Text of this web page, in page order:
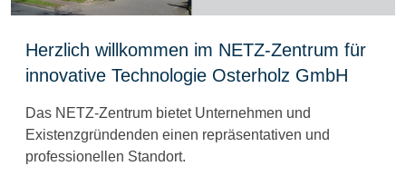
Herzlich willkommen im NETZ-Zentrum für
innovative Technologie Osterholz GmbH
Das NETZ-Zentrum bietet Unternehmen und
Existenzgründenden einen repräsentativen und
professionellen Standort.